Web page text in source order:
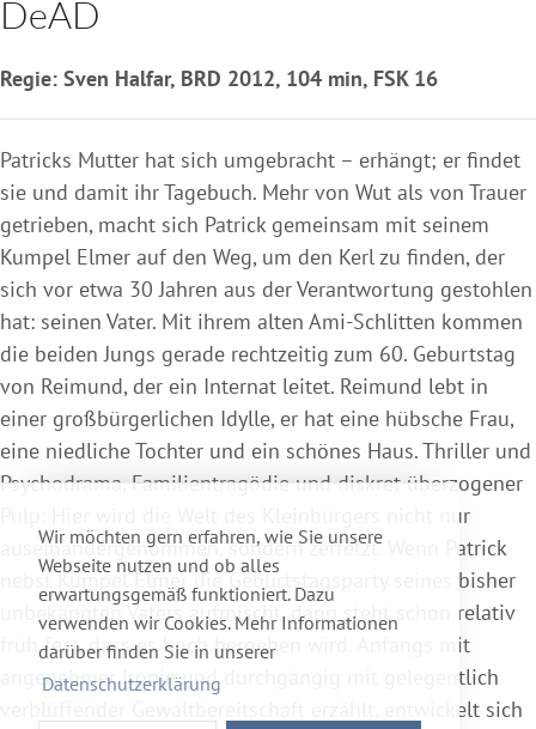
Wir möchten gern erfahren, wie Sie unsere
Webseite nutzen und ob alles
erwartungsgemäß funktioniert. Dazu
verwenden wir Cookies. Mehr Informationen
darüber finden Sie in unserer
Datenschutzerklärung
DeAD
Regie: Sven Halfar, BRD 2012, 104 min, FSK 16
Patricks Mutter hat sich umgebracht – erhängt; er findet
sie und damit ihr Tagebuch. Mehr von Wut als von Trauer
getrieben, macht sich Patrick gemeinsam mit seinem
Kumpel Elmer auf den Weg, um den Kerl zu finden, der
sich vor etwa 30 Jahren aus der Verantwortung gestohlen
hat: seinen Vater. Mit ihrem alten Ami-Schlitten kommen
die beiden Jungs gerade rechtzeitig zum 60. Geburtstag
von Reimund, der ein Internat leitet. Reimund lebt in
einer großbürgerlichen Idylle, er hat eine hübsche Frau,
eine niedliche Tochter und ein schönes Haus. Thriller und
Psychodrama, Familientragödie und diskret überzogener
Pulp: Hier wird die Welt des Kleinbürgers nicht nur
auseinandergenommen, sondern zerfetzt. Wenn Patrick
nebst Kumpel Elmer die Geburtstagsparty seines bisher
unbekannten Vaters aufmischt, dann steht schon relativ
früh fest, dass es hoch hergehen wird. Anfangs mit
angenehmer Ironie und durchgängig mit gelegentlich
verblüffender Gewaltbereitschaft erzählt, entwickelt sich